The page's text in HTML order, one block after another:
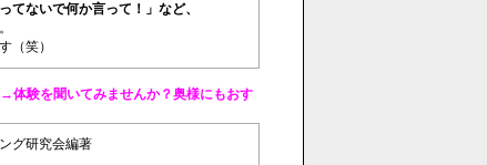
てないで何か言って！」など、
（笑）
体験を聞いてみませんか？奥様にもおす
ング研究会編著